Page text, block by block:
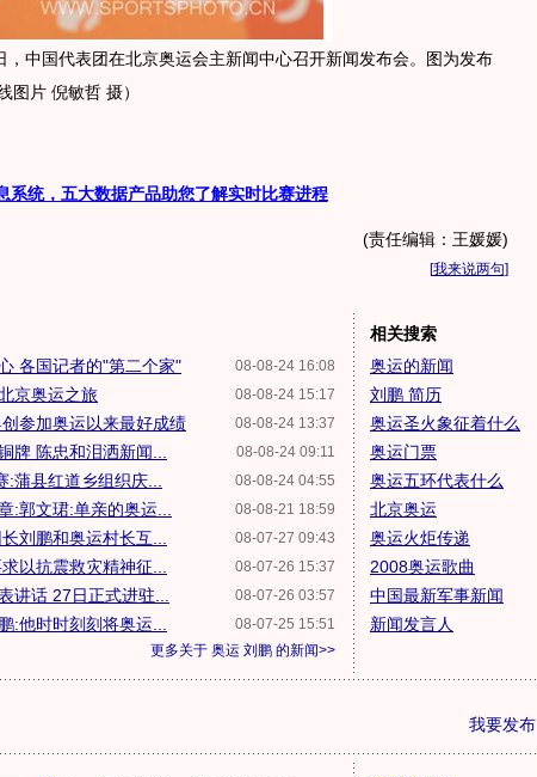
国代表团在北京奥运会主新闻中心召开新闻发布会。图为发布
图片 倪敏哲 摄）
系统，五大数据产品助您了解实时比赛进程
(责任编辑：王媛媛)
[我来说两句]
08-08-24 16:08
各国记者的"第二个家"
08-08-24 15:17
京奥运之旅
08-08-24 13:37
参加奥运以来最好成绩
08-08-24 09:11
牌 陈忠和泪洒新闻...
08-08-24 04:55
蒲县红道乡组织庆...
08-08-21 18:59
:郭文珺:单亲的奥运...
08-07-27 09:43
刘鹏和奥运村长互...
08-07-26 15:37
以抗震救灾精神征...
08-07-26 03:57
讲话 27日正式进驻...
08-07-25 15:51
:他时时刻刻将奥运...
更多关于 奥运 刘鹏 的新闻>>
相关搜索
奥运的新闻
刘鹏 简历
奥运圣火象征着什么
奥运门票
奥运五环代表什么
北京奥运
奥运火炬传递
2008奥运歌曲
中国最新军事新闻
新闻发言人
我要发布